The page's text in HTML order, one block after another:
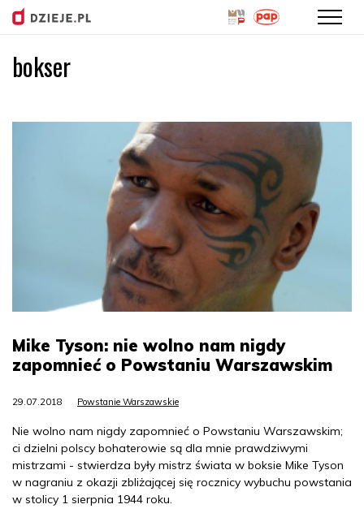
bokser
Mike Tyson: nie wolno nam nigdy
zapomnieć o Powstaniu Warszawskim
29.07.2018 Powstanie Warszawskie
Nie wolno nam nigdy zapomnieć o Powstaniu Warszawskim;
ci dzielni polscy bohaterowie są dla mnie prawdziwymi
mistrzami - stwierdza były mistrz świata w boksie Mike Tyson
w nagraniu z okazji zbliżającej się rocznicy wybuchu powstania
w stolicy 1 sierpnia 1944 roku.